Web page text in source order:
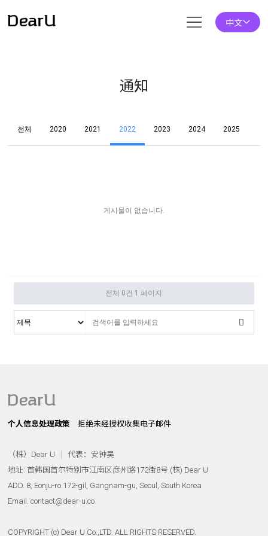
中文
通知
전체 2020 2021 2022 2023 2024 2025
게시물이 없습니다.
전체 0건 1 페이지
个人信息处理政策 拒绝未经授权收集电子邮件
（株）Dear U
代表：安钟吴
地址: 首韩国首尔特别市江南区彦州路172街8号 (株) Dear U
ADD. 8, Eonju-ro 172-gil, Gangnam-gu, Seoul, South Korea
Email. contact@dear-u.co
COPYRIGHT (c) Dear U Co.,LTD. ALL RIGHTS RESERVED.